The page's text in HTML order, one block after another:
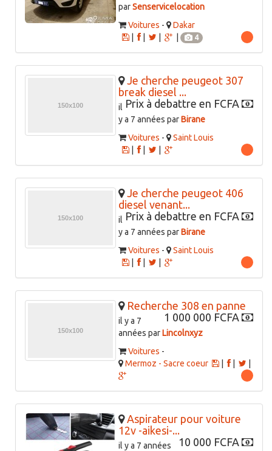
parSenservicelocation
Voitures -
Dakar
|
4
Je cherche peugeot 307
break diesel ...
Prix à debattre en FCFA
il
y a 7 années parBirane
Voitures -
Saint Louis
|
Je cherche peugeot 406
diesel venant...
Prix à debattre en FCFA
il
y a 7 années parBirane
Voitures -
Saint Louis
|
Recherche 308 en panne
1 000 000 FCFA
il y a 7
années parLincolnxyz
Voitures -
Mermoz - Sacre coeur
|
Aspirateur pour voiture
12v -aikesi-...
10 000 FCFA
il y a 7 années